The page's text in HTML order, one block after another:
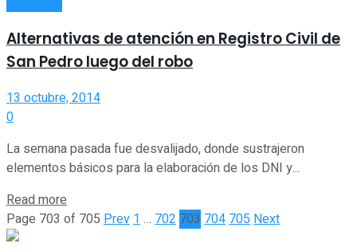
Alternativas de atención en Registro Civil de
San Pedro luego del robo
13 octubre, 2014
0
La semana pasada fue desvalijado, donde sustrajeron
elementos básicos para la elaboración de los DNI y...
Read more
Page 703 of 705 Prev 1 … 702 703 704 705 Next